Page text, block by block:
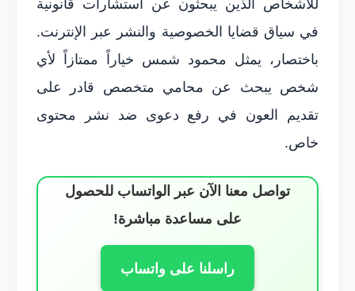
للأشخاص الذين يبحثون عن استشارات قانونية
في سياق قضايا الخصوصية والنشر عبر الإنترنت.
باختصار، يمثل محمود شمس خياراً ممتازاً لأي
شخص يبحث عن محامي متخصص قادر على
تقديم العون في رفع دعوى ضد نشر محتوى
خاص.
تواصل معنا الآن عبر الواتساب للحصول
على مساعدة مباشرة!
راسلنا على واتساب